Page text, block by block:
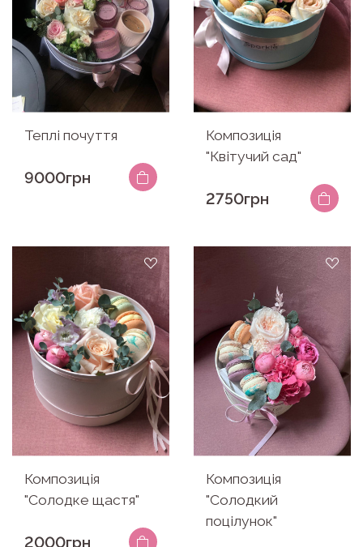
Теплі почуття
9000грн
Композиція
"Квітучий сад"
2750грн
Композиція
"Солодке щастя"
2000грн
Композиція
"Солодкий
поцілунок"